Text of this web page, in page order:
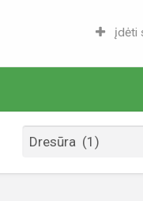
įdėti